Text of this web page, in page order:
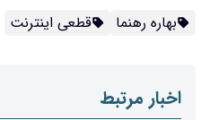
بهاره رهنما قطعی اینترنت
اخبار مرتبط